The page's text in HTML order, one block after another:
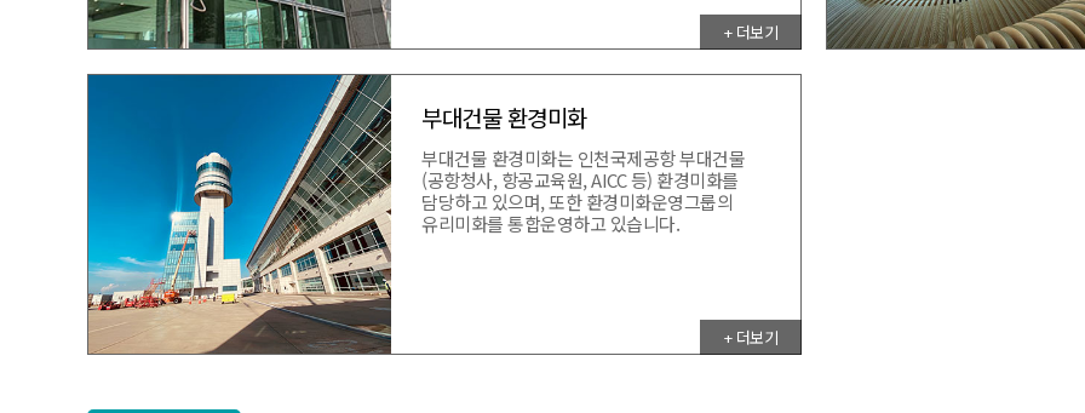
+ 더보기
부대건물 환경미화
부대건물 환경미화는 인천국제공항 부대건물
(공항청사, 항공교육원, AICC 등) 환경미화를
담당하고 있으며, 또한 환경미화운영그룹의
유리미화를 통합운영하고 있습니다.
+ 더보기